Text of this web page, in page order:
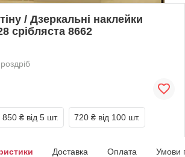
/ Дзеркальні наклейки
срібляста 8662
850 ₴ від 5 шт. 720 ₴ від 100 шт.
Доставка Оплата Умови